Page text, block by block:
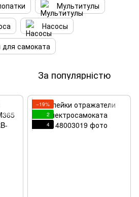
Мультитулы
Насосы
самоката
За популярністю
−19%
2
4